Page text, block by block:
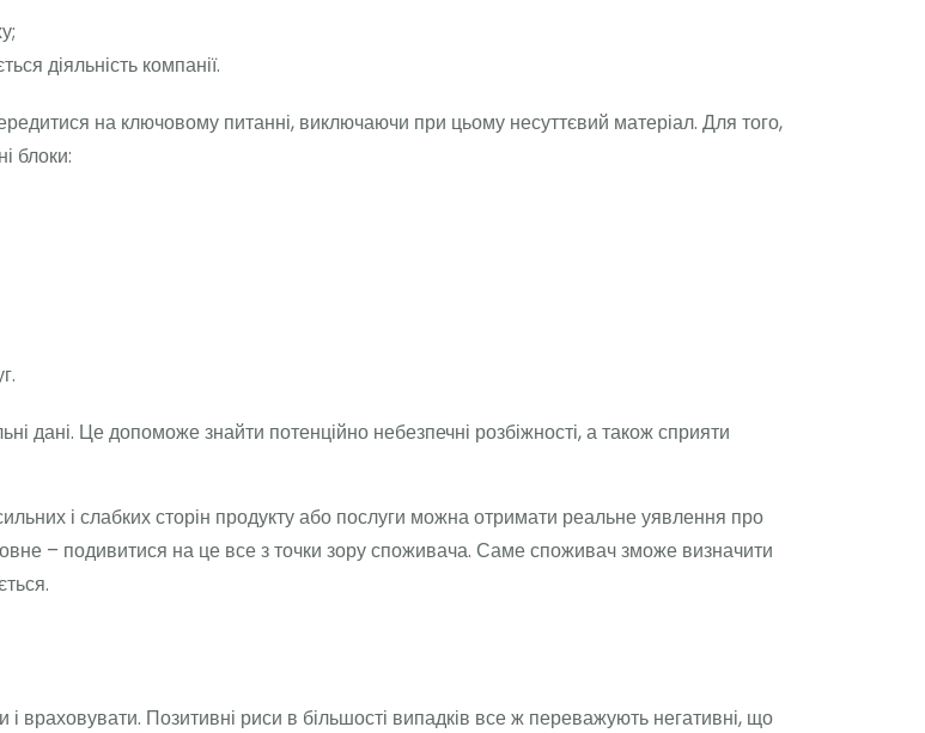
діяльність компанії.
на ключовому питанні, виключаючи при цьому несуттєвий матеріал. Для того,
блоки:
дані. Це допоможе знайти потенційно небезпечні розбіжності, а також сприяти
і слабких сторін продукту або послуги можна отримати реальне уявлення про
– подивитися на це все з точки зору споживача. Саме споживач зможе визначити
і враховувати. Позитивні риси в більшості випадків все ж переважують негативні, що